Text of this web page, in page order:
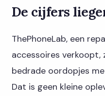
De cijfers
ThePhoneLab, een
accessoires verkoopt,
bedrade oordopjes
Dat is geen kleine